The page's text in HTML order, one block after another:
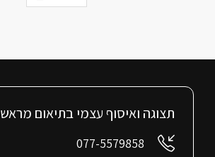
תצוגה ואיסוף עצמי בתיאום מראש
077-5579858